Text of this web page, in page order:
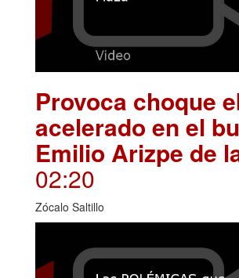
Provoca choque
acelerado en el
Emilio Arizpe de
02:20
Zócalo Saltillo